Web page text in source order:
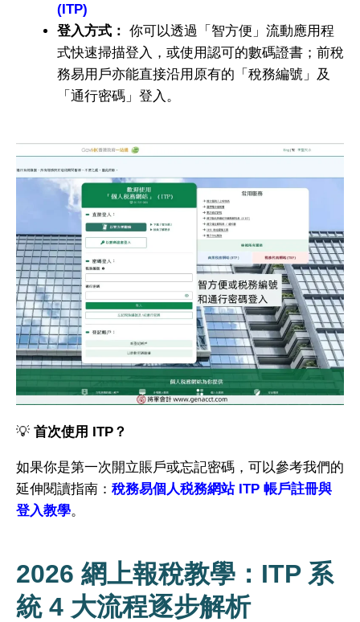
(ITP)
登入方式： 你可以透過「智方便」流動應用程
式快速掃描登入，或使用認可的數碼證書；前稅
務易用戶亦能直接沿用原有的「稅務編號」及
「通行密碼」登入。
💡 首次使用 ITP ？
如果你是第一次開立賬戶或忘記密碼，可以參考我們的
延伸閱讀指南： 稅務易個人税務網站 ITP 帳戶註冊與
登入教學。
2026 網上報稅教學：ITP 系
統 4 大流程逐步解析